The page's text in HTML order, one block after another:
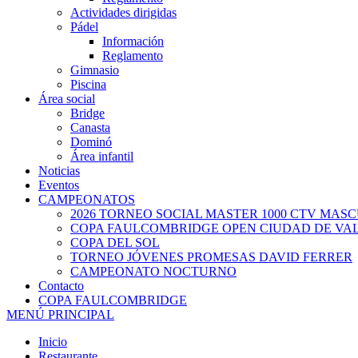
Actividades dirigidas
Pádel
Información
Reglamento
Gimnasio
Piscina
Área social
Bridge
Canasta
Dominó
Área infantil
Noticias
Eventos
CAMPEONATOS
2026 TORNEO SOCIAL MASTER 1000 CTV
COPA FAULCOMBRIDGE OPEN CIUDAD DE
COPA DEL SOL
TORNEO JÓVENES PROMESAS DAVID FERRER
CAMPEONATO NOCTURNO
Contacto
COPA FAULCOMBRIDGE
MENÚ PRINCIPAL
Inicio